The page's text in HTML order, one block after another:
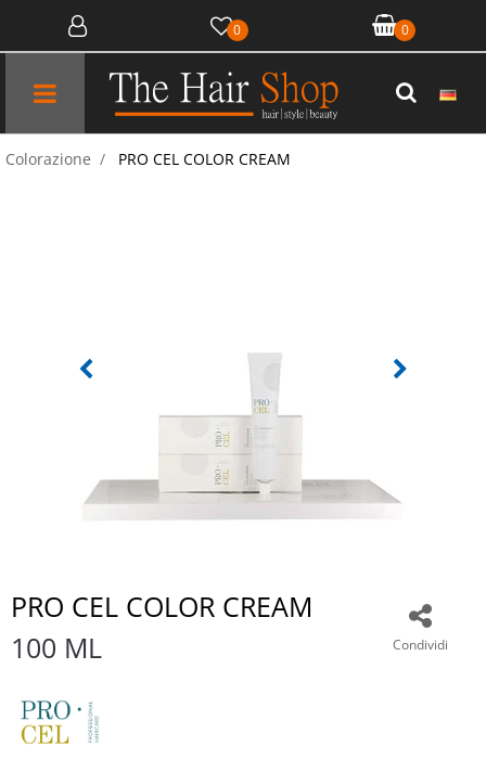
0 0
Open menu
Colorazione PRO CEL COLOR CREAM
Condividi
PRO CEL COLOR CREAM
100 ML